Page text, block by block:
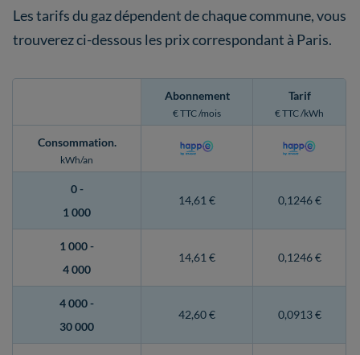
Les tarifs du gaz dépendent de chaque commune, vous
trouverez ci-dessous les prix correspondant à Paris.
Abonnement
€ TTC /mois
Tarif
€ TTC /kWh
Consommation.
kWh/an
0 -
1 000
14,61 € 0,1246 €
1 000 -
4 000
14,61 € 0,1246 €
4 000 -
30 000
42,60 € 0,0913 €